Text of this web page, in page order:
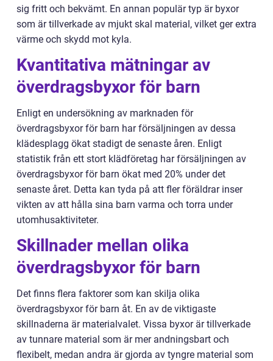
sig fritt och bekvämt. En annan populär typ är byxor
som är tillverkade av mjukt skal material, vilket ger extra
värme och skydd mot kyla.
Kvantitativa mätningar av
överdragsbyxor för barn
Enligt en undersökning av marknaden för
överdragsbyxor för barn har försäljningen av dessa
klädesplagg ökat stadigt de senaste åren. Enligt
statistik från ett stort klädföretag har försäljningen av
överdragsbyxor för barn ökat med 20% under det
senaste året. Detta kan tyda på att fler föräldrar inser
vikten av att hålla sina barn varma och torra under
utomhusaktiviteter.
Skillnader mellan olika
överdragsbyxor för barn
Det finns flera faktorer som kan skilja olika
överdragsbyxor för barn åt. En av de viktigaste
skillnaderna är materialvalet. Vissa byxor är tillverkade
av tunnare material som är mer andningsbart och
flexibelt, medan andra är gjorda av tyngre material som